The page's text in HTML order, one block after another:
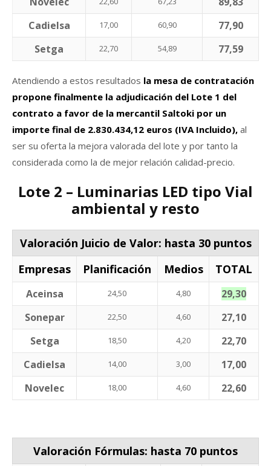
Cadielsa
17,00 60,90
77,90
Setga
22,70 54,89 77,59
Atendiendo a estos resultados la mesa de contratación
propone finalmente la adjudicación del Lote 1 del
contrato a favor de la mercantil Saltoki por un
importe final de 2.830.434,12 euros (IVA Incluido), al
ser su oferta la mejora valorada del lote y por tanto la
considerada como la de mejor relación calidad-precio.
Lote 2 – Luminarias LED tipo Vial
ambiental y resto
Valoración Juicio de Valor: hasta 30 puntos
Empresas
Planificación Medios TOTAL
Aceinsa 24,50 4,80
29,30
Sonepar
22,50 4,60
27,10
Setga
18,50 4,20
22,70
Cadielsa
14,00 3,00
17,00
Novelec
18,00 4,60 22,60
Valoración Fórmulas: hasta 70 puntos